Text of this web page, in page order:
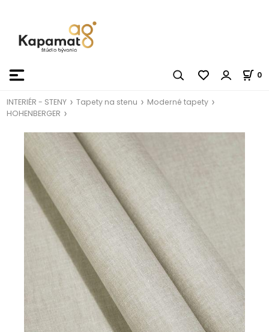
0
INTERIÉR - STENY Tapety na stenu
Moderné tapety
HOHENBERGER